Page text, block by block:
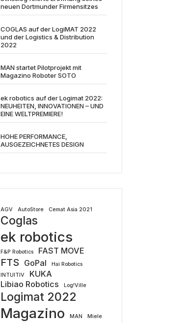
neuen Dortmunder Firmensitzes
COGLAS auf der LogiMAT 2022
und der Logistics & Distribution
2022
MAN startet Pilotprojekt mit
Magazino Roboter SOTO
ek robotics auf der Logimat 2022:
NEUHEITEN, INNOVATIONEN – UND
EINE WELTPREMIERE!
HOHE PERFORMANCE,
AUSGEZEICHNETES DESIGN
AGV AutoStore Cemat Asia 2021
Coglas
ek robotics
F&P Robotics FAST MOVE
FTS GoPal
Hai Robotics
INTUITIV
KUKA
Libiao Robotics
Log!Ville
Logimat 2022
Magazino MAN
Miele